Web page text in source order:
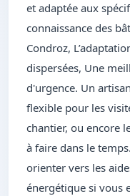
et adaptée aux
connaissance des
Condroz,
dispersées, Une
d'urgence. Un
flexible pour les
chantier, ou encore
à faire dans le
orienter vers les
énergétique si vous